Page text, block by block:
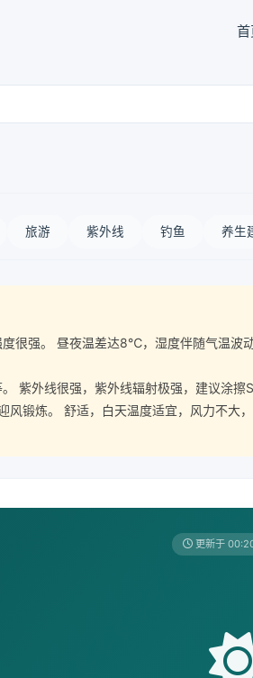
旅游 紫外线 钓鱼 养生
强。 昼夜温差达8℃，湿度伴随气温波
外线很强，紫外线辐射极强，建议涂
锻炼。 舒适，白天温度适宜，风力不大
更新于